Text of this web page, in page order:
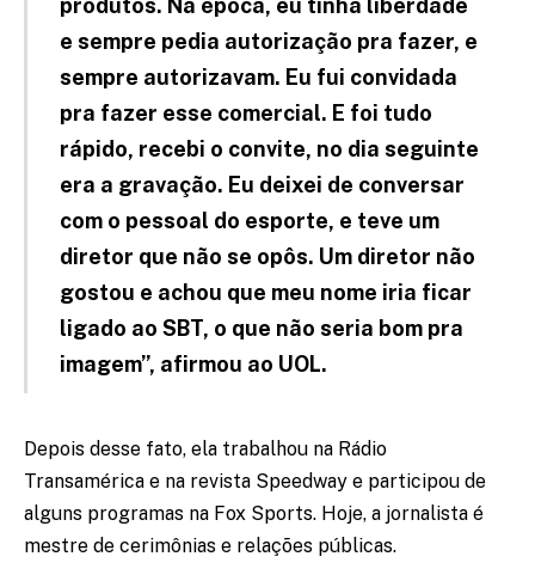
produtos. Na época, eu tinha liberdade
e sempre pedia autorização pra fazer, e
sempre autorizavam. Eu fui convidada
pra fazer esse comercial. E foi tudo
rápido, recebi o convite, no dia seguinte
era a gravação. Eu deixei de conversar
com o pessoal do esporte, e teve um
diretor que não se opôs. Um diretor não
gostou e achou que meu nome iria ficar
ligado ao SBT, o que não seria bom pra
imagem”, afirmou ao UOL.
Depois desse fato, ela trabalhou na Rádio
Transamérica e na revista Speedway e participou de
alguns programas na Fox Sports. Hoje, a jornalista é
mestre de cerimônias e relações públicas.